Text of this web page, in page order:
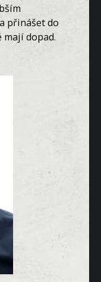
přinášet do
dopad.